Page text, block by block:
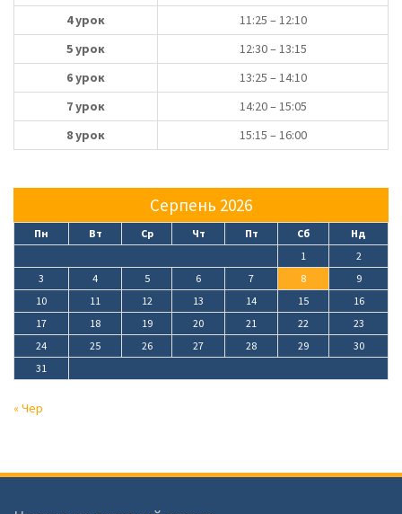
4 урок
11:25 – 12:10
5 урок
12:30 – 13:15
6 урок
13:25 – 14:10
7 урок
14:20 – 15:05
8 урок
15:15 – 16:00
Серпень 2026
Пн Вт Ср Чт Пт Сб
Нд
1
2
3
4 5 6 7 8
9
10
11 12 13 14 15
16
17
18 19 20 21 22
23
24
25 26 27 28 29
30
31
« Чер